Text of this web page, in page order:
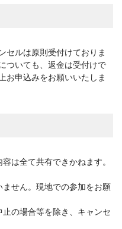
セルは原則受付けておりま
ついても、返金は受付けで
お申込みをお願いいたしま
は全て共有できかねます。
せん。現地での参加をお願
の場合等を除き、キャンセ